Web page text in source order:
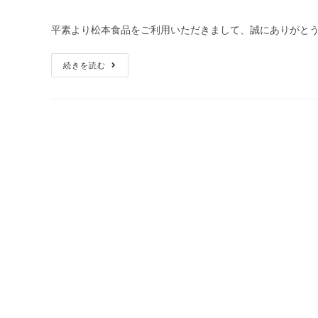
平素より松本食品をご利用いただきまして、誠にありがと
続きを読む